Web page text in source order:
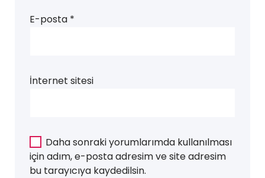
E-posta *
İnternet sitesi
Daha sonraki yorumlarımda kullanılması
için adım, e-posta adresim ve site adresim
bu tarayıcıya kaydedilsin.